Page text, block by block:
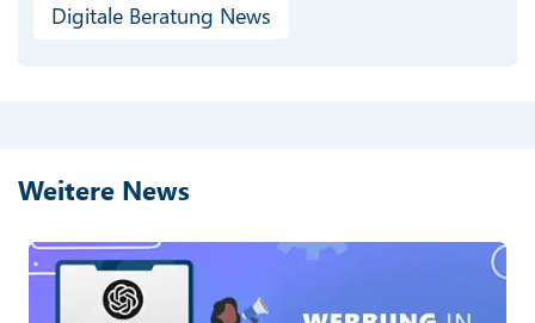
Digitale Beratung News
Weitere News